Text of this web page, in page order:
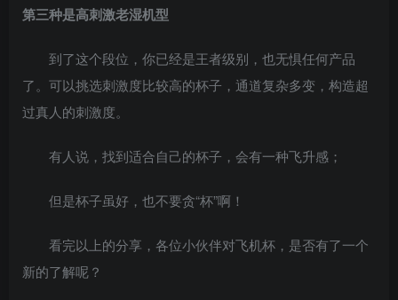
第三种是高刺激老湿机型
到了这个段位，你已经是王者级别，也无惧任何产品
了。可以挑选刺激度比较高的杯子，通道复杂多变，构造超
过真人的刺激度。
有人说，找到适合自己的杯子，会有一种飞升感；
但是杯子虽好，也不要贪“杯”啊！
看完以上的分享，各位小伙伴对飞机杯，是否有了一个
新的了解呢？